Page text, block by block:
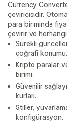
Currency
çeviricisidir.
para biriminde
çevirir ve
Sürekli
coğrafi konumu.
Kripto paralar
birimi.
Güvenilir
kurları.
Stiller,
konfigürasyon.